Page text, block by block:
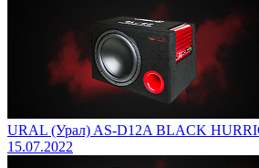
URAL (Урал) AS-D12A BLACK
15.07.2022